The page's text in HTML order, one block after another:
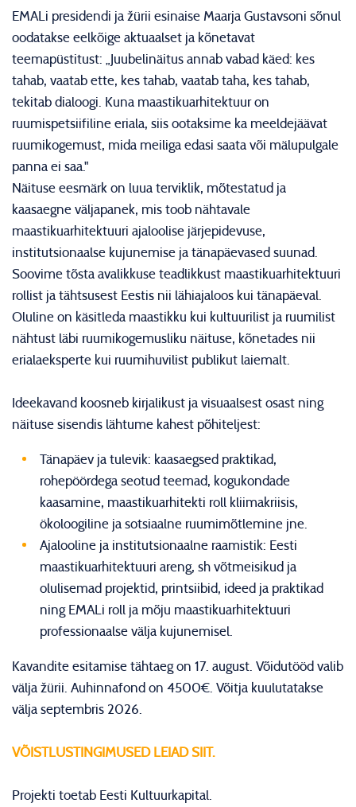
EMALi presidendi ja žürii esinaise Maarja Gustavsoni sõnul
oodatakse eelkõige aktuaalset ja kõnetavat
teemapüstitust: „Juubelinäitus annab vabad käed: kes
tahab, vaatab ette, kes tahab, vaatab taha, kes tahab,
tekitab dialoogi. Kuna maastikuarhitektuur on
ruumispetsiifiline eriala, siis ootaksime ka meeldejäävat
ruumikogemust, mida meiliga edasi saata või mälupulgale
panna ei saa."
Näituse eesmärk on luua terviklik, mõtestatud ja
kaasaegne väljapanek, mis toob nähtavale
maastikuarhitektuuri ajaloolise järjepidevuse,
institutsionaalse kujunemise ja tänapäevased suunad.
Soovime tõsta avalikkuse teadlikkust maastikuarhitektuuri
rollist ja tähtsusest Eestis nii lähiajaloos kui tänapäeval.
Oluline on käsitleda maastikku kui kultuurilist ja ruumilist
nähtust läbi ruumikogemusliku näituse, kõnetades nii
erialaeksperte kui ruumihuvilist publikut laiemalt.
Ideekavand koosneb kirjalikust ja visuaalsest osast ning
näituse sisendis lähtume kahest põhiteljest:
Tänapäev ja tulevik: kaasaegsed praktikad,
rohepöördega seotud teemad, kogukondade
kaasamine, maastikuarhitekti roll kliimakriisis,
ökoloogiline ja sotsiaalne ruumimõtlemine jne.
Ajalooline ja institutsionaalne raamistik: Eesti
maastikuarhitektuuri areng, sh võtmeisikud ja
olulisemad projektid, printsiibid, ideed ja praktikad
ning EMALi roll ja mõju maastikuarhitektuuri
professionaalse välja kujunemisel.
Kavandite esitamise tähtaeg on 17. august. Võidutööd valib
välja žürii. Auhinnafond on 4500€. Võitja kuulutatakse
välja septembris 2026.
VÕISTLUSTINGIMUSED LEIAD SIIT.
Projekti toetab Eesti Kultuurkapital.